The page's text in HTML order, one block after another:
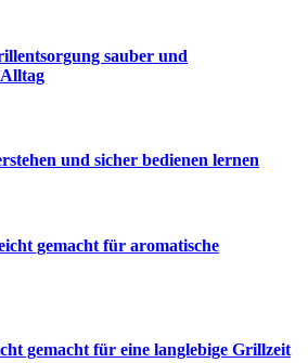
sauber und
und sicher bedienen lernen
gemacht für aromatische
gemacht für eine langlebige Grillzeit